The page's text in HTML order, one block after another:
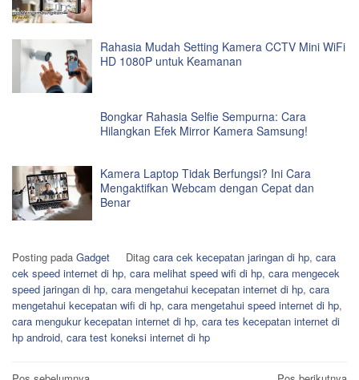
Rahasia Mudah Setting Kamera CCTV Mini WiFi
HD 1080P untuk Keamanan
Bongkar Rahasia Selfie Sempurna: Cara
Hilangkan Efek Mirror Kamera Samsung!
Kamera Laptop Tidak Berfungsi? Ini Cara
Mengaktifkan Webcam dengan Cepat dan
Benar
Posting pada Gadget Ditag cara cek kecepatan jaringan di hp, cara
cek speed internet di hp, cara melihat speed wifi di hp, cara mengecek
speed jaringan di hp, cara mengetahui kecepatan internet di hp, cara
mengetahui kecepatan wifi di hp, cara mengetahui speed internet di hp,
cara mengukur kecepatan internet di hp, cara tes kecepatan internet di
hp android, cara test koneksi internet di hp